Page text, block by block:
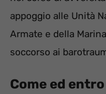
appoggio alle Unità
Armate e della
soccorso ai
Come ed